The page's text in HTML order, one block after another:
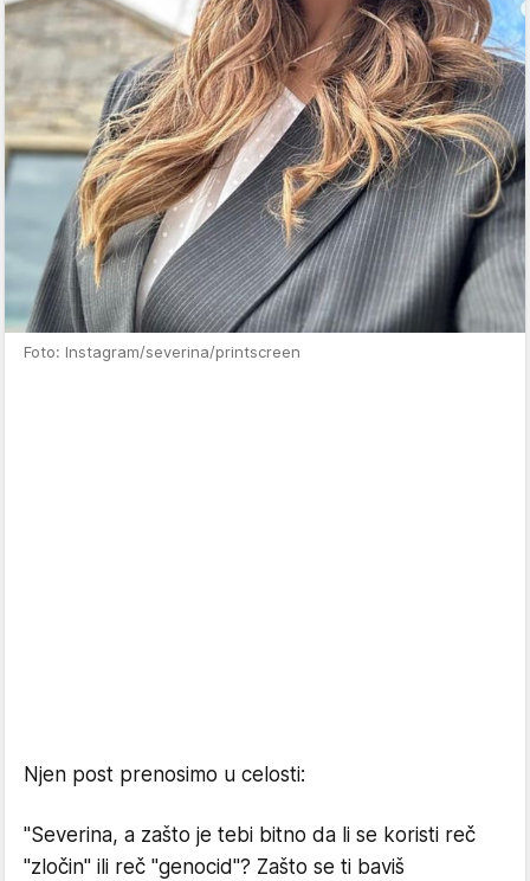
Foto: Instagram/severina/printscreen
Njen post prenosimo u celosti:
"Severina, a zašto je tebi bitno da li se koristi reč
"zločin" ili reč "genocid"? Zašto se ti baviš